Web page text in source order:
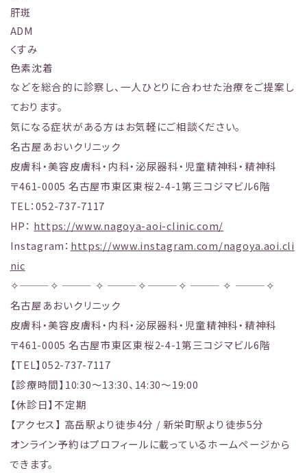
肝斑
ADM
くすみ
色素沈着
などを総合的に診察し、一人ひとりに合わせた治療をご提案し
ております。
気になる症状がある方はお気軽にご相談ください。
名古屋あおいクリニック
皮膚科・美容皮膚科・内科・泌尿器科・児童精神科・精神科
〒461-0005 名古屋市東区東桜2-4-1第三コジマビル6階
TEL：052-737-7117
HP： https://www.nagoya-aoi-clinic.com/
Instagram： https://www.instagram.com/nagoya.aoi.cli
nic
✧———✧ ——— ✧ ———✧———✧ ——— ✧ ———✧
名古屋あおいクリニック
皮膚科・美容皮膚科・内科・泌尿器科・児童精神科・精神科
〒461-0005 名古屋市東区東桜2-4-1第三コジマビル6階
【TEL】052-737-7117
【診療時間】10:30～13:30、14:30～19:00
【休診日】不定期
【アクセス】 高岳駅より徒歩4分 / 新栄町駅より徒歩5分
オンライン予約はプロフィールに載っているホームページから
できます。